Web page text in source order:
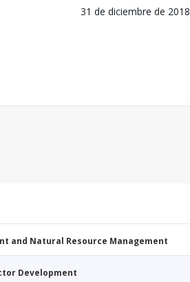
31 de diciembre de 2018
and Natural Resource Management
Development